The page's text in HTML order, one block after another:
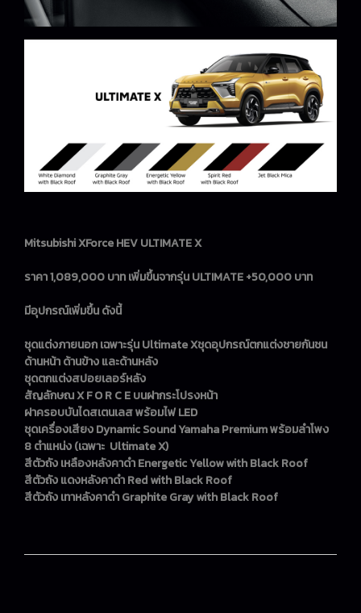
Mitsubishi XForce HEV ULTIMATE X
ราคา 1,089,000 บาท เพิ่มขึ้นจากรุ่น ULTIMATE +50,000 บาท
มีอุปกรณ์เพิ่มขึ้น ดังนี้
ชุดแต่งภายนอก เฉพาะรุ่น Ultimate Xชุดอุปกรณ์ตกแต่งชายกันชน
ด้านหน้า ด้านข้าง และด้านหลัง
ชุดตกแต่งสปอยเลอร์หลัง
สัญลักษณ X F O R C E บนฝากระโปรงหน้า
ฝาครอบบันไดสเตนเลส พร้อมไฟ LED
ชุดเครื่องเสียง Dynamic Sound Yamaha Premium พร้อมลำโพง
8 ตำแหน่ง (เฉพาะ Ultimate X)
สีตัวถัง เหลืองหลังคาดำ Energetic Yellow with Black Roof
สีตัวถัง แดงหลังคาดำ Red with Black Roof
สีตัวถัง เทาหลังคาดำ Graphite Gray with Black Roof